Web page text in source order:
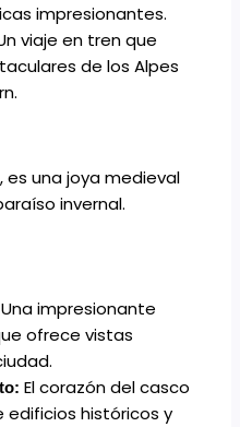
impresionantes.
viaje en tren que
de los Alpes
es una joya medieval
invernal.
Una impresionante
ofrece vistas
El corazón del casco
históricos y